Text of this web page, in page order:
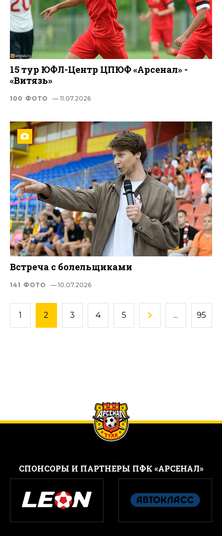
15 тур ЮФЛ-Центр ЦПЮФ «Арсенал» -
«Витязь»
100 ФОТО — 11.07.2026
Встреча с болельщиками
141 ФОТО — 10.07.2026
1 2 3 4 5 ... 95
CПОНСОРЫ И ПАРТНЕРЫ ПФК «АРСЕНАЛ»